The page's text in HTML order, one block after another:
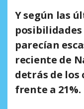
Y según las
parecían
reciente de
detrás de los
frente a 21%.